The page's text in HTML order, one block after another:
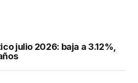
julio 2026: baja a 3.12%,